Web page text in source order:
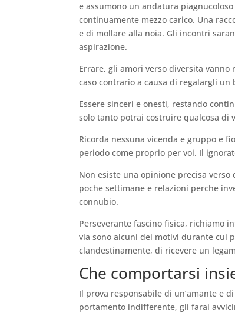
e assumono un andatura
continuamente mezzo carico. Una
e di mollare alla noia. Gli incontri
aspirazione.
Errare, gli amori verso diversita
caso contrario a causa di regalargli
Essere sinceri e onesti, restando
solo tanto potrai costruire qualcosa di
Ricorda nessuna vicenda e gruppo e
periodo come proprio per voi. Il
Non esiste una opinione precisa
poche settimane e relazioni perche
connubio.
Perseverante fascino fisica, richiamo
via sono alcuni dei motivi durante cui
clandestinamente, di ricevere un
Che comportarsi
Il prova responsabile di un’amante e
portamento indifferente, gli farai